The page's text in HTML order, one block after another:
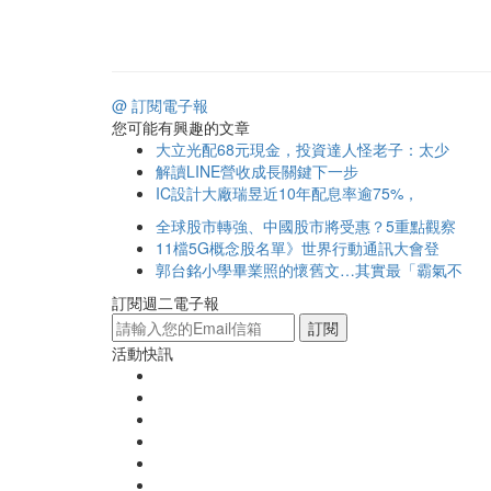
@ 訂閱電子報
您可能有興趣的文章
大立光配68元現金，投資達人怪老子：太少
解讀LINE營收成長關鍵下一步
IC設計大廠瑞昱近10年配息率逾75%，
全球股市轉強、中國股市將受惠？5重點觀察
11檔5G概念股名單》世界行動通訊大會登
郭台銘小學畢業照的懷舊文…其實最「霸氣不
訂閱週二電子報
訂閱
活動快訊